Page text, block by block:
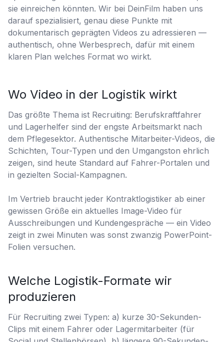
sie einreichen könnten. Wir bei DeinFilm haben uns
darauf spezialisiert, genau diese Punkte mit
dokumentarisch geprägten Videos zu adressieren —
authentisch, ohne Werbesprech, dafür mit einem
klaren Plan welches Format wo wirkt.
Wo Video in der Logistik wirkt
Das größte Thema ist Recruiting: Berufskraftfahrer
und Lagerhelfer sind der engste Arbeitsmarkt nach
dem Pflegesektor. Authentische Mitarbeiter-Videos, die
Schichten, Tour-Typen und den Umgangston ehrlich
zeigen, sind heute Standard auf Fahrer-Portalen und
in gezielten Social-Kampagnen.
Im Vertrieb braucht jeder Kontraktlogistiker ab einer
gewissen Größe ein aktuelles Image-Video für
Ausschreibungen und Kundengespräche — ein Video
zeigt in zwei Minuten was sonst zwanzig PowerPoint-
Folien versuchen.
Welche Logistik-Formate wir
produzieren
Für Recruiting zwei Typen: a) kurze 30-Sekunden-
Clips mit einem Fahrer oder Lagermitarbeiter (für